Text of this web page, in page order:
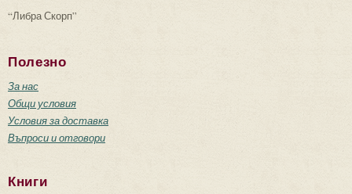
“Либра Скорп”
Полезно
За нас
Общи условия
Условия за доставка
Въпроси и отговори
Книги